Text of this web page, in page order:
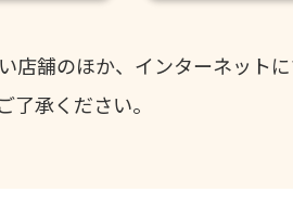
店舗のほか、インターネット
了承ください。